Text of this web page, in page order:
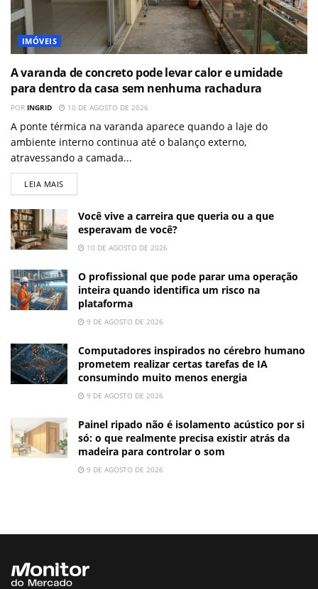
IMÓVEIS
A varanda de concreto pode levar calor e umidade
para dentro da casa sem nenhuma rachadura
POR INGRID 10 DE AGOSTO DE 2026
A ponte térmica na varanda aparece quando a laje do
ambiente interno continua até o balanço externo,
atravessando a camada...
LEIA MAIS
Você vive a carreira que queria ou a que
esperavam de você?
10 DE AGOSTO DE 2026
O profissional que pode parar uma operação
inteira quando identifica um risco na
plataforma
9 DE AGOSTO DE 2026
Computadores inspirados no cérebro humano
prometem realizar certas tarefas de IA
consumindo muito menos energia
9 DE AGOSTO DE 2026
Painel ripado não é isolamento acústico por si
só: o que realmente precisa existir atrás da
madeira para controlar o som
9 DE AGOSTO DE 2026